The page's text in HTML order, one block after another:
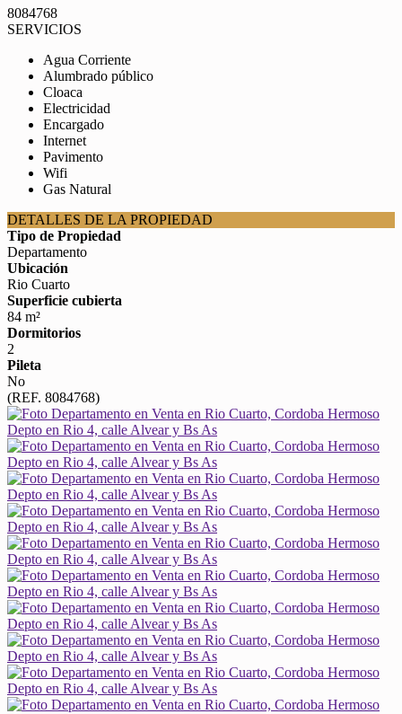
8084768
SERVICIOS
Agua Corriente
Alumbrado público
Cloaca
Electricidad
Encargado
Internet
Pavimento
Wifi
Gas Natural
DETALLES DE LA PROPIEDAD
Tipo de Propiedad
Departamento
Ubicación
Rio Cuarto
Superficie cubierta
84 m²
Dormitorios
2
Pileta
No
(REF. 8084768)